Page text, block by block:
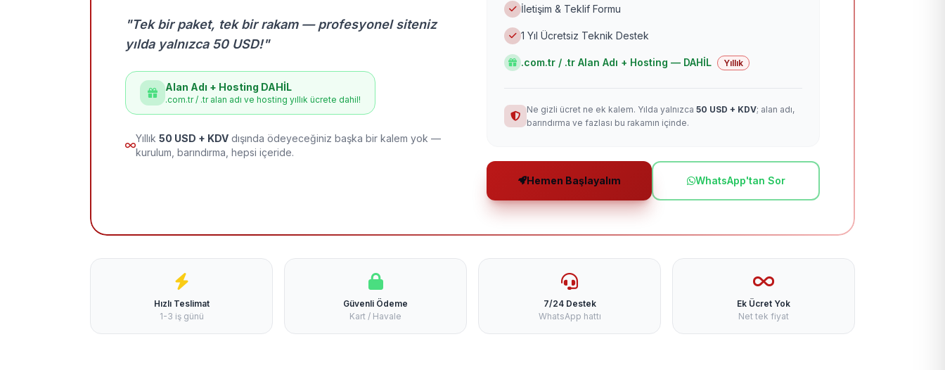
"Tek bir paket, tek bir rakam — profesyonel siteniz
yılda yalnızca 50 USD!"
Alan Adı + Hosting DAHİL
.com.tr / .tr alan adı ve hosting yıllık ücrete dahil!
Yıllık 50 USD + KDV dışında ödeyeceğiniz başka bir kalem yok —
kurulum, barındırma, hepsi içeride.
İletişim & Teklif Formu
1 Yıl Ücretsiz Teknik Destek
.com.tr / .tr Alan Adı + Hosting — DAHİL Yıllık
Ne gizli ücret ne ek kalem. Yılda yalnızca 50 USD + KDV; alan adı,
barındırma ve fazlası bu rakamın içinde.
Hemen Başlayalım WhatsApp'tan Sor
Hızlı Teslimat
1-3 iş günü
Güvenli Ödeme
Kart / Havale
7/24 Destek
WhatsApp hattı
Ek Ücret Yok
Net tek fiyat